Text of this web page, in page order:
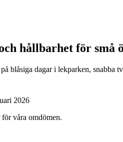
hållbarhet för
blåsiga dagar i lekparken,
2026
våra omdömen.